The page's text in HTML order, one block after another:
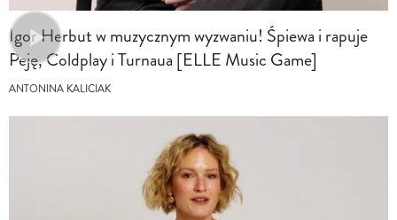
Igor Herbut w muzycznym wyzwaniu! Śpiewa i rapuje
Peję, Coldplay i Turnaua [ELLE Music Game]
ANTONINA KALICIAK